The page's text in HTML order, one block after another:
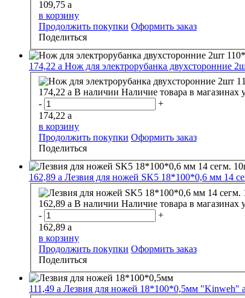
109,75 a
в корзину
Продолжить покупки Оформить заказ
Поделиться
174,22 a Нож для электрорубанка двухсторонние
174,22 a В наличии Наличие товара в магазинах
-
+
174,22 a
в корзину
Продолжить покупки Оформить заказ
Поделиться
162,89 a Лезвия для ножей SK5 18*100*0,6 мм 14
162,89 a В наличии Наличие товара в магазинах
-
+
162,89 a
в корзину
Продолжить покупки Оформить заказ
Поделиться
111,49 a Лезвия для ножей 18*100*0,5мм "Kinweh"